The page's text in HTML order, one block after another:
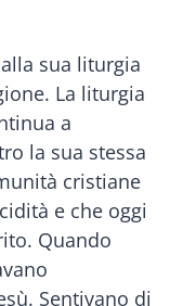
sua liturgia
La liturgia
a
la sua stessa
cristiane
e che oggi
Quando
Sentivano di